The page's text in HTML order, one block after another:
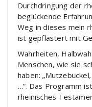
Durchdringung der
beglückende
Weg in dieses mein
ist gepflastert mit
Wahrheiten,
Menschen, wie sie
haben:
…“. Das Programm
rheinisches